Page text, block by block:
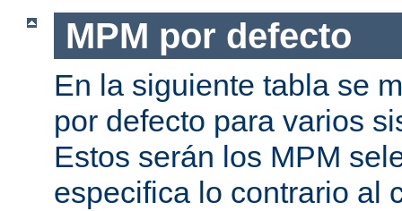
MPM por defecto
En la siguiente tabla se
por defecto para varios
Estos serán los MPM
especifica lo contrario al